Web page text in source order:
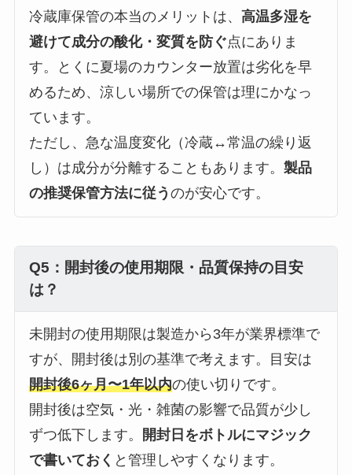
冷蔵庫保管の本当のメリットは、 高温多湿を
避けて成分の酸化・変質を防ぐ点にありま
す。とくに夏場のカウンター放置は劣化を早
めるため、涼しい場所での保管は理にかなっ
ています。
ただし、急な温度変化（冷蔵↔常温の繰り返
し）は成分が分離することもあります。 製品
の推奨保管方法に従う のが安心です。
Q5：開封後の使用期限・品質保持の目安
は？
未開封の使用期限は製造から3年が業界標準で
すが、開封後は別の基準で考えます。目安は
開封後6ヶ月〜1年以内の使い切りです。
開封後は空気・光・雑菌の影響で品質が少し
ずつ低下します。
開封日をボトルにマジック
で書いておく と管理しやすくなります。